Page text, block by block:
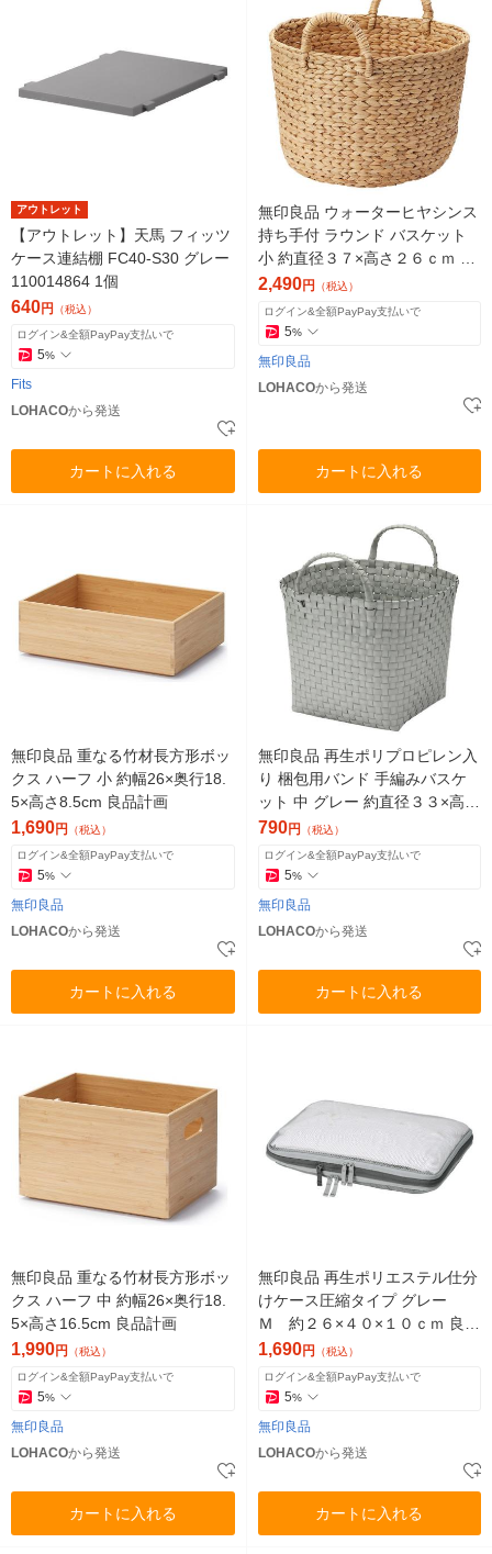
アウトレット
【アウトレット】天馬 フィッツ
ケース連結棚 FC40-S30 グレー
110014864 1個
640円 （税込）
ログイン&全額PayPay支払いで
5%
Fits
LOHACOから発送
カートに入れる
無印良品 ウォーターヒヤシンス
持ち手付 ラウンド バスケット
小 約直径３７×高さ２６ｃｍ 良
品計画
2,490円 （税込）
ログイン&全額PayPay支払いで
5%
無印良品
LOHACOから発送
カートに入れる
無印良品 重なる竹材長方形ボッ
クス ハーフ 小 約幅26×奥行18.
5×高さ8.5cm 良品計画
1,690円 （税込）
ログイン&全額PayPay支払いで
5%
無印良品
LOHACOから発送
カートに入れる
無印良品 再生ポリプロピレン入
り 梱包用バンド 手編みバスケ
ット 中 グレー 約直径３３×高さ
２５ｃｍ 良品計画
790円 （税込）
ログイン&全額PayPay支払いで
5%
無印良品
LOHACOから発送
カートに入れる
無印良品 重なる竹材長方形ボッ
クス ハーフ 中 約幅26×奥行18.
5×高さ16.5cm 良品計画
1,990円 （税込）
ログイン&全額PayPay支払いで
5%
無印良品
LOHACOから発送
カートに入れる
無印良品 再生ポリエステル仕分
けケース圧縮タイプ グレー
Ｍ 約２６×４０×１０ｃｍ 良品
計画
1,690円 （税込）
ログイン&全額PayPay支払いで
5%
無印良品
LOHACOから発送
カートに入れる